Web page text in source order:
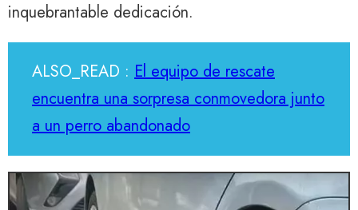
inquebrantable dedicación.
ALSO_READ : El equipo de rescate
encuentra una sorpresa conmovedora junto
a un perro abandonado